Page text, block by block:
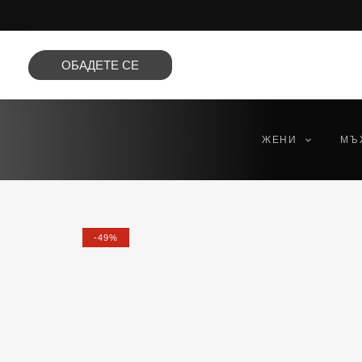
ОБАДЕТЕ СЕ
ЖЕНИ
-49%